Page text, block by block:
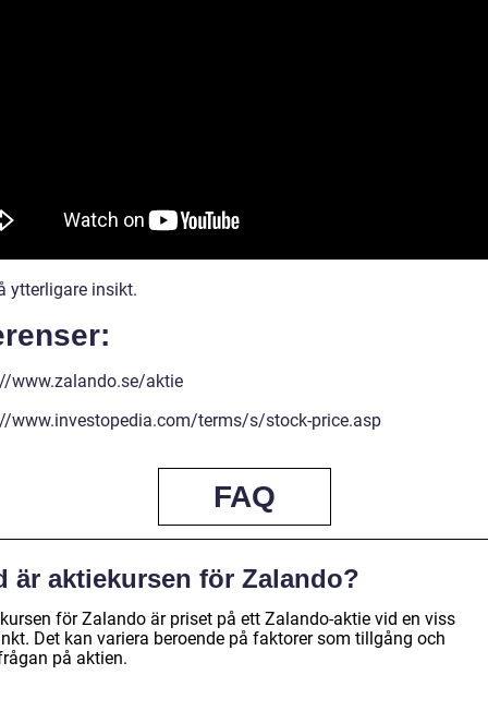
ytterligare insikt.
www.zalando.se/aktie
www.investopedia.com/terms/s/stock-price.asp
FAQ
är aktiekursen för Zalando?
för Zalando är priset på ett Zalando-aktie vid en viss
Det kan variera beroende på faktorer som tillgång och
på aktien.